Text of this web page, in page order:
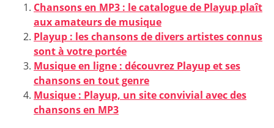
Chansons en MP3 : le catalogue de Playup plaît
aux amateurs de musique
Playup : les chansons de divers artistes connus
sont à votre portée
Musique en ligne : découvrez Playup et ses
chansons en tout genre
Musique : Playup, un site convivial avec des
chansons en MP3